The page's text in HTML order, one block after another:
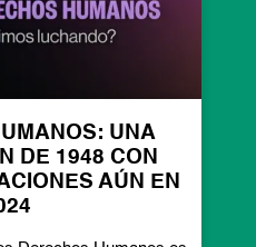
UNA
DE 1948 CON
AÚN EN